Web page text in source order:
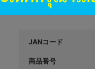
JANコード
商品番号